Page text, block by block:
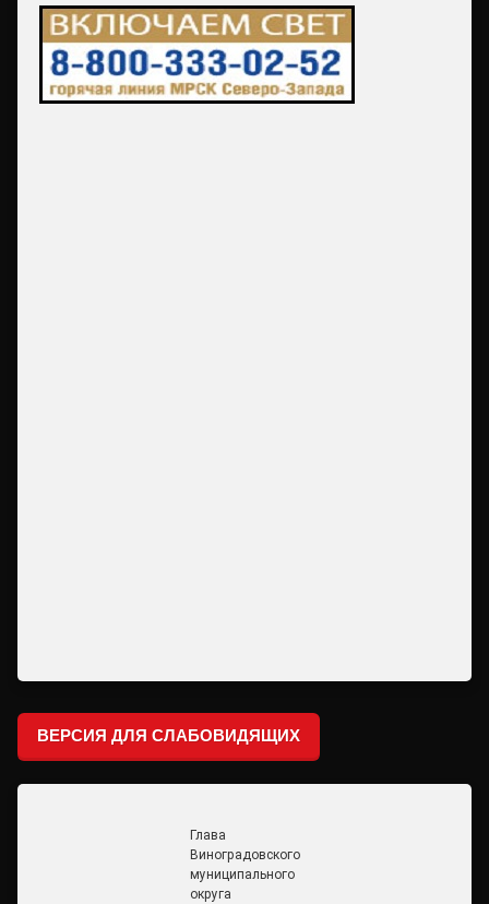
ВЕРСИЯ ДЛЯ СЛАБОВИДЯЩИХ
Глава
Виноградовского
муниципального
округа